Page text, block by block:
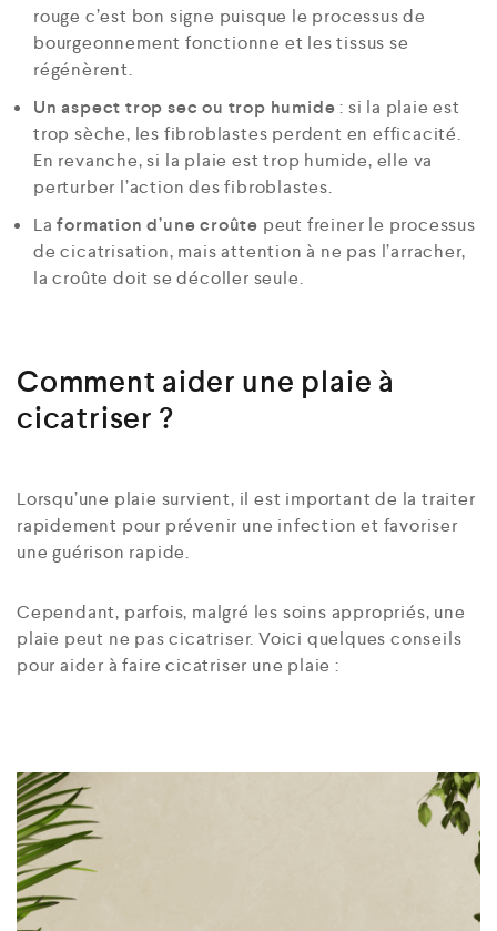
rouge c’est bon signe puisque le processus de
bourgeonnement fonctionne et les tissus se
régénèrent.
Un aspect trop sec ou trop humide: si la plaie est
trop sèche, les fibroblastes perdent en efficacité.
En revanche, si la plaie est trop humide, elle va
perturber l’action des fibroblastes.
Laformation d’une croûte peut freiner le processus
de cicatrisation, mais attention à ne pas l’arracher,
la croûte doit se décoller seule.
Comment aider une plaie à
cicatriser ?
Lorsqu’une plaie survient, il est important de la traiter
rapidement pour prévenir une infection et favoriser
une guérison rapide.
Cependant, parfois, malgré les soins appropriés, une
plaie peut ne pas cicatriser. Voici quelques conseils
pour aider à faire cicatriser une plaie :